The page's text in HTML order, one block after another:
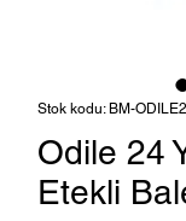
Stok kodu: BM-
Odile 24
Etekli